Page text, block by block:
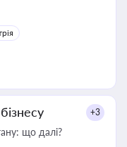
+3
що далі?